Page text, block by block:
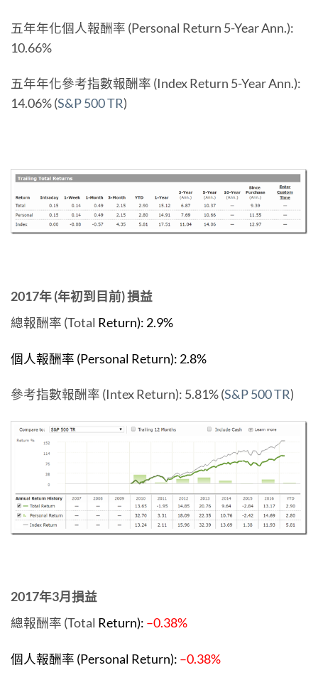
五年年化個人報酬率 (Personal Return 5-Year Ann.):
10.66%
五年年化參考指數報酬率 (Index Return 5-Year Ann.):
14.06% (S&P 500 TR)
2017年 (年初到目前) 損益
總報酬率 (Total Return): 2.9%
個人報酬率 (Personal Return): 2.8%
參考指數報酬率 (Intex Return): 5.81% (S&P 500 TR)
2017年3月損益
總報酬率 (Total Return): –0.38%
個人報酬率 (Personal Return): –0.38%